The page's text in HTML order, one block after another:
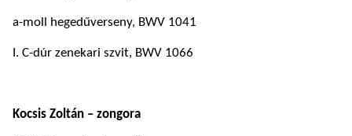
a-moll hegedűverseny, BWV 1041
I. C-dúr zenekari szvit, BWV 1066
Kocsis Zoltán – zongora